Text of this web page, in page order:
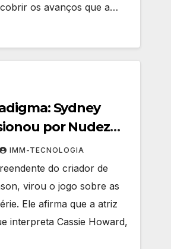
os avanços que a…
Sydney
por Nudez
Criador da
IMM-TECNOLOGIA
do criador de
virou o jogo sobre as
Ele afirma que a atriz
interpreta Cassie Howard,